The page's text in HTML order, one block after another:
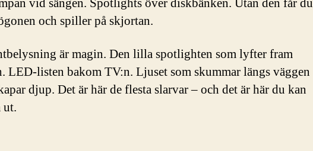
och spiller på skjortan.
är magin. Den lilla spotlighten som lyfter fram
LED-listen bakom TV:n. Ljuset som skummar längs väggen
djup. Det är här de flesta slarvar – och det är här du kan
ut.